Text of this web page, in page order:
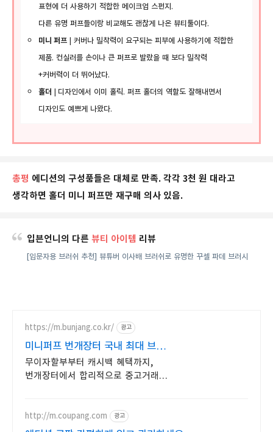
표현에 더 사용하기 적합한 메이크업 스펀지.
다른 유명 퍼프들이랑 비교해도 괜찮게 나온 뷰티툴이다.
미니 퍼프 | 커버나 밀착력이 요구되는 피부에 사용하기에 적합한
제품. 컨실러를 손이나 큰 퍼프로 발랐을 때 보다 밀착력
+커버력이 더 뛰어났다.
홀더 | 디자인에서 이미 홀릭. 퍼프 홀더의 역할도 잘해내면서
디자인도 예쁘게 나왔다.
총평 에디션의 구성품들은 대체로 만족. 각각 3천 원 대라고
생각하면 홀더 미니 퍼프만 재구매 의사 있음.
입븐언니의 다른 뷰티 아이템 리뷰
[입문자용 브러쉬 추천] 뷰튜버 이사배 브러쉬로 유명한 꾸셀 파데 브러시
https://m.bunjang.co.kr/ 광고
미니퍼프 번개장터 국내 최대 브랜드
중고거래
무이자할부부터 캐시백 혜택까지,
번개장터에서 합리적으로 중고거래
상품 업로드
http://m.coupang.com 광고